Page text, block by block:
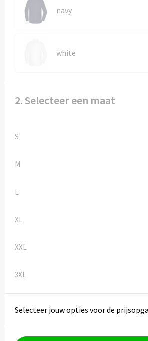
Kledingaccessoires
Ondergoed, Sokken en Nachtkleding
navy
white
2. Selecteer een maat
S
M
L
XL
XXL
3XL
Selecteer jouw opties voor de